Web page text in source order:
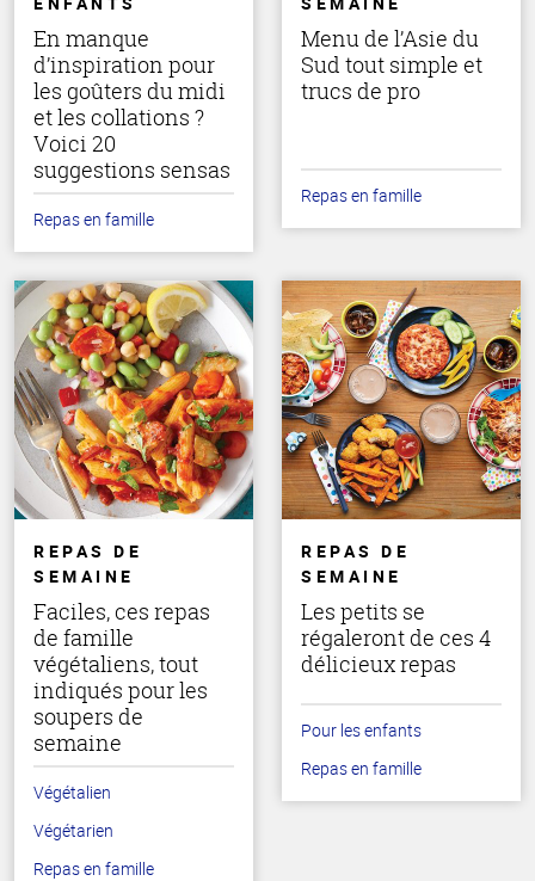
En manque
d’inspiration pour
les goûters du midi
et les collations ?
Voici 20
suggestions sensas
Repas en famille
Menu de l’Asie du
Sud tout simple et
trucs de pro
Repas en famille
REPAS DE
SEMAINE
Faciles, ces repas
de famille
végétaliens, tout
indiqués pour les
soupers de
semaine
Végétalien
Végétarien
Repas en famille
REPAS DE
SEMAINE
Les petits se
régaleront de ces 4
délicieux repas
Pour les enfants
Repas en famille